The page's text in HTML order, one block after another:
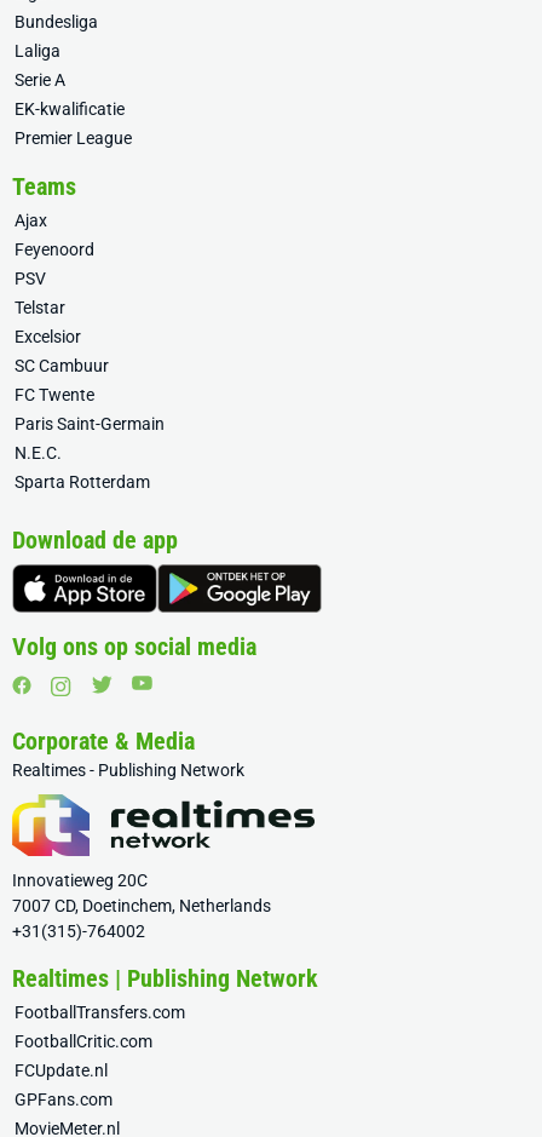
Bundesliga
Laliga
Serie A
EK-kwalificatie
Premier League
Teams
Ajax
Feyenoord
PSV
Telstar
Excelsior
SC Cambuur
FC Twente
Paris Saint-Germain
N.E.C.
Sparta Rotterdam
Download de app
Volg ons op social media
Corporate & Media
Realtimes - Publishing Network
Innovatieweg 20C
7007 CD, Doetinchem, Netherlands
+31(315)-764002
Realtimes | Publishing Network
FootballTransfers.com
FootballCritic.com
FCUpdate.nl
GPFans.com
MovieMeter.nl